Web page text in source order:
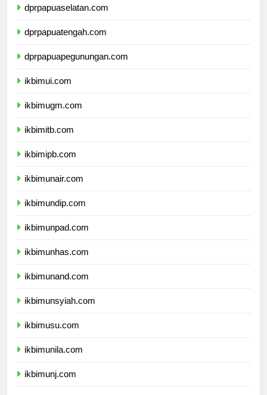
dprpapuaselatan.com
dprpapuatengah.com
dprpapuapegunungan.com
ikbimui.com
ikbimugm.com
ikbimitb.com
ikbimipb.com
ikbimunair.com
ikbimundip.com
ikbimunpad.com
ikbimunhas.com
ikbimunand.com
ikbimunsyiah.com
ikbimusu.com
ikbimunila.com
ikbimunj.com